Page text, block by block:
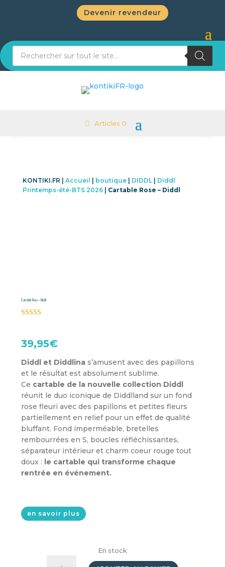
Devenir revendeur
Articles 0
KONTIKI.FR | Accueil boutique| DIDDL| Diddl
Printemps-été-BTS 2026| Cartable Rose – Diddl
Cartable Rose – Diddl
sur
notations
client
39,95€
Diddl et Diddlina s’amusent avec des papillons
et le résultat est absolument sublime.
Ce cartable de la nouvelle collection Diddl
réunit le duo iconique de Diddlland sur un fond
rose fleuri avec des papillons et petites fleurs
partiellement en relief pour un effet de qualité
bluffant. Fond imperméable, bretelles
rembourrées en S, boucles réfléchissantes,
séparateur intérieur et charm coeur rouge tout
doux : le cartable qui transforme chaque
rentrée en événement.
en savoir plus
En stock